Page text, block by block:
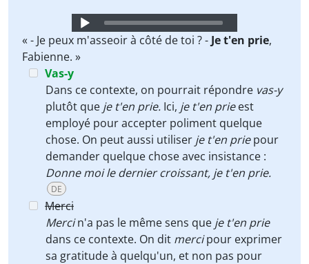
Audio
Player
« - Je peux m'asseoir à côté de toi ? - Je t'en prie,
Fabienne. »
Vas-y
Dans ce contexte, on pourrait répondre vas-y
plutôt que je t'en prie. Ici, je t'en prieest
employé pour accepter poliment quelque
chose. On peut aussi utiliser je t'en priepour
demander quelque chose avec insistance :
Donne moi le dernier croissant, je t'en prie.
DE
Merci
Mercin'a pas le même sens que je t'en prie
dans ce contexte. On dit mercipour exprimer
sa gratitude à quelqu'un, et non pas pour